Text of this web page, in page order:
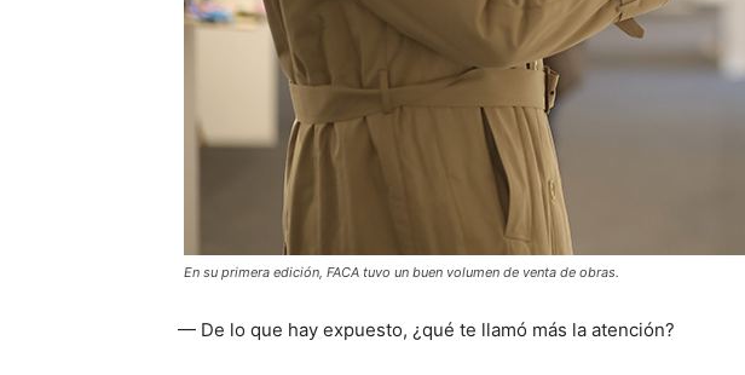
En su primera edición, FACA tuvo un buen volumen de venta de obras.
— De lo que hay expuesto, ¿qué te llamó más la atención?